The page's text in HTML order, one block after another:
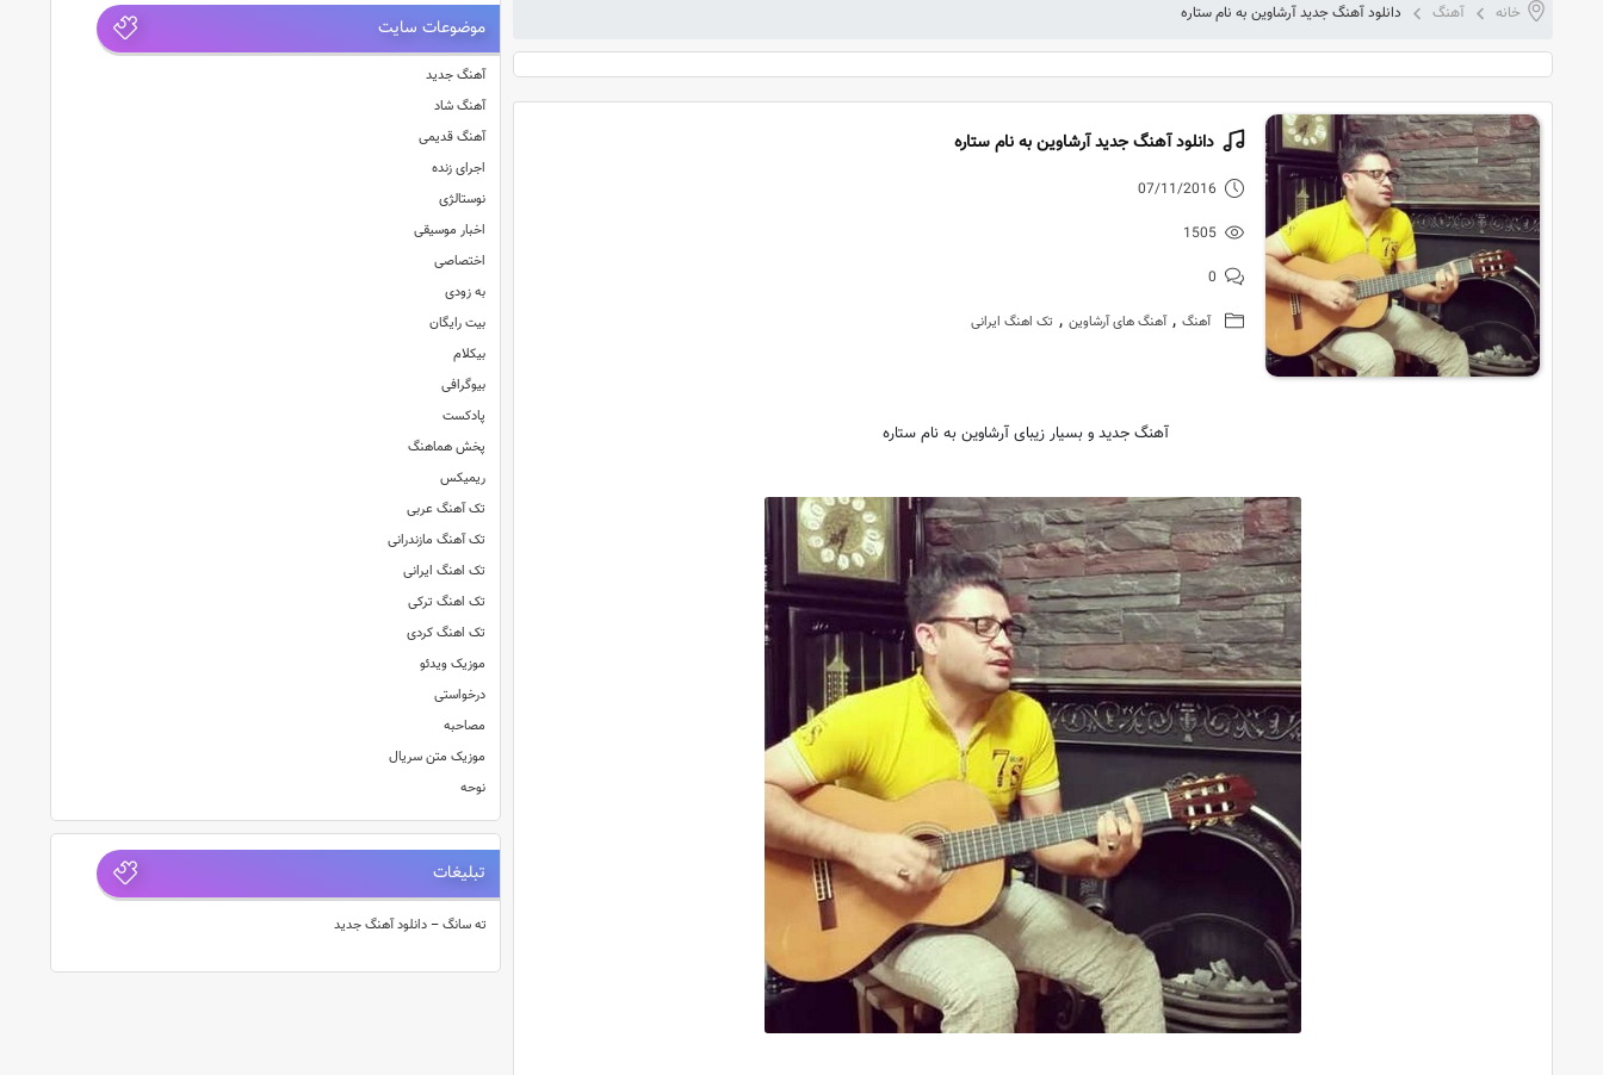
خانه آهنگ دانلود آهنگ جدید آرشاوین به نام ستاره
دانلود آهنگ جدید آرشاوین به نام ستاره
07/11/2016
1505
0
آهنگ , آهنگ های آرشاوین , تک اهنگ ایرانی
آهنگ جدید و بسیار زیبای آرشاوین به نام ستاره
موضوعات سایت
آهنگ جدید
آهنگ شاد
آهنگ قدیمی
اجرای زنده
نوستالژی
اخبار موسیقی
اختصاصی
به زودی
بیت رایگان
بیکلام
بیوگرافی
پادکست
پخش هماهنگ
ریمیکس
تک آهنگ عربی
تک آهنگ مازندرانی
تک اهنگ ایرانی
تک اهنگ ترکی
تک اهنگ کردی
موزیک ویدئو
درخواستی
مصاحبه
موزیک متن سریال
نوحه
تبلیغات
ته سانگ – دانلود آهنگ جدید